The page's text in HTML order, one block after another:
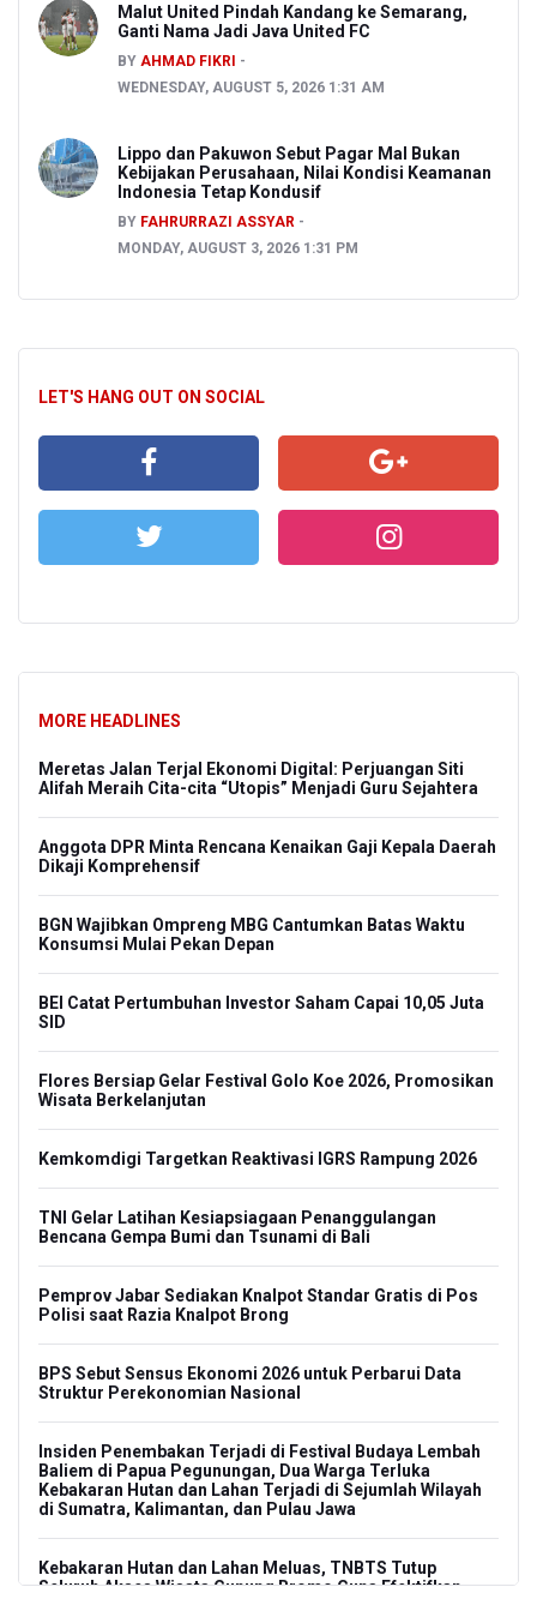
Malut United Pindah Kandang ke Semarang,
Ganti Nama Jadi Java United FC
BY AHMAD FIKRI
WEDNESDAY, AUGUST 5, 2026 1:31 AM
Lippo dan Pakuwon Sebut Pagar Mal Bukan
Kebijakan Perusahaan, Nilai Kondisi Keamanan
Indonesia Tetap Kondusif
BY FAHRURRAZI ASSYAR
MONDAY, AUGUST 3, 2026 1:31 PM
LET'S HANG OUT ON SOCIAL
MORE HEADLINES
Meretas Jalan Terjal Ekonomi Digital: Perjuangan Siti
Alifah Meraih Cita-cita “Utopis” Menjadi Guru Sejahtera
Anggota DPR Minta Rencana Kenaikan Gaji Kepala Daerah
Dikaji Komprehensif
BGN Wajibkan Ompreng MBG Cantumkan Batas Waktu
Konsumsi Mulai Pekan Depan
BEI Catat Pertumbuhan Investor Saham Capai 10,05 Juta
SID
Flores Bersiap Gelar Festival Golo Koe 2026, Promosikan
Wisata Berkelanjutan
Kemkomdigi Targetkan Reaktivasi IGRS Rampung 2026
TNI Gelar Latihan Kesiapsiagaan Penanggulangan
Bencana Gempa Bumi dan Tsunami di Bali
Pemprov Jabar Sediakan Knalpot Standar Gratis di Pos
Polisi saat Razia Knalpot Brong
BPS Sebut Sensus Ekonomi 2026 untuk Perbarui Data
Struktur Perekonomian Nasional
Insiden Penembakan Terjadi di Festival Budaya Lembah
Baliem di Papua Pegunungan, Dua Warga Terluka
Kebakaran Hutan dan Lahan Terjadi di Sejumlah Wilayah
di Sumatra, Kalimantan, dan Pulau Jawa
Kebakaran Hutan dan Lahan Meluas, TNBTS Tutup
Seluruh Akses Wisata Gunung Bromo Guna Efektifkan